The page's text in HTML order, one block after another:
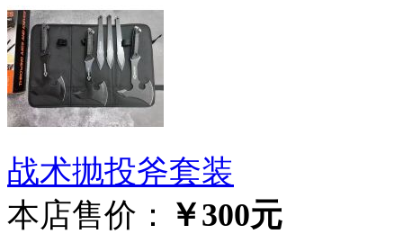
战术抛投斧套装
本店售价： ￥300元